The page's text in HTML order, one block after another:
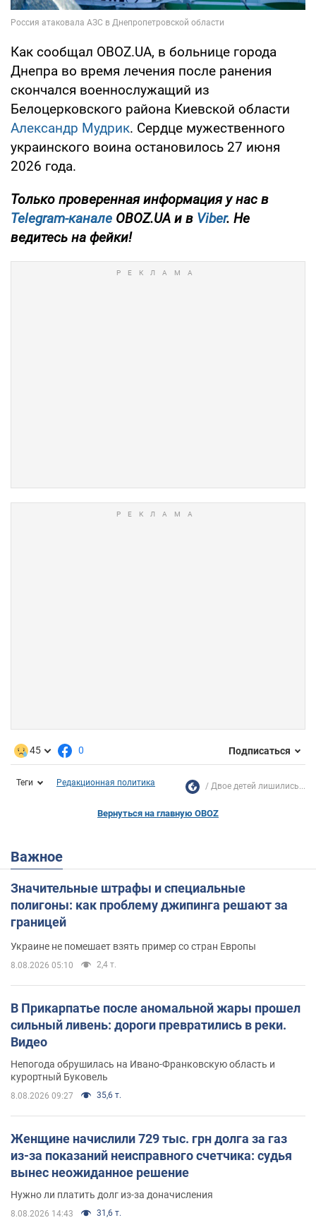
Как сообщал OBOZ.UA, в больнице города
Днепра во время лечения после ранения
скончался военнослужащий из
Белоцерковского района Киевской области
Александр Мудрик. Сердце мужественного
украинского воина остановилось 27 июня
2026 года.
Только проверенная информация у нас в
Telegram-канале OBOZ.UA и в Viber. Не
ведитесь на фейки!
45 0 Подписаться
Теги Редакционная политика Двое детей лишились...
Вернуться на главную OBOZ
Важное
Значительные штрафы и специальные
полигоны: как проблему джипинга решают за
границей
Украине не помешает взять пример со стран Европы
8.08.2026 05:10 2,4 т.
В Прикарпатье после аномальной жары прошел
сильный ливень: дороги превратились в реки.
Видео
Непогода обрушилась на Ивано-Франковскую область и
курортный Буковель
8.08.2026 09:27 35,6 т.
Женщине начислили 729 тыс. грн долга за газ
из-за показаний неисправного счетчика: судья
вынес неожиданное решение
Нужно ли платить долг из-за доначисления
8.08.2026 14:43 31,6 т.